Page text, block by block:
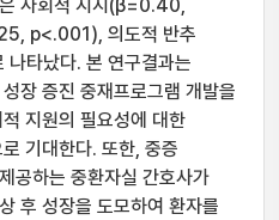
사회적 지지(β=0.40,
p<.001), 의도적 반추
타났다. 본 연구결과는
장 증진 중재프로그램 개발을
지원의 필요성에 대한
기대한다. 또한, 중증
공하는 중환자실 간호사가
후 성장을 도모하여 환자를